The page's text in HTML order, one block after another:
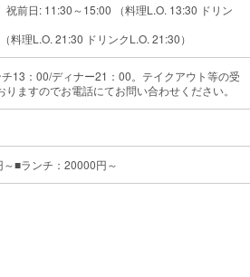
祝前日: 11:30～15:00 （料理L.O. 13:30 ドリン
料理L.O. 21:30 ドリンクL.O. 21:30）
13：00/ディナー21：00。テイクアウト等の受
りますのでお電話にてお問い合わせください。
■ランチ：20000円～